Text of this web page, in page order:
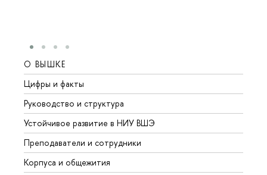
О ВЫШКЕ
Цифры и факты
Руководство и структура
Устойчивое развитие в НИУ ВШЭ
Преподаватели и сотрудники
Корпуса и общежития